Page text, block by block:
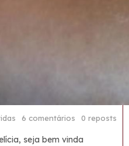
6 comentários 0 reposts
seja bem vinda